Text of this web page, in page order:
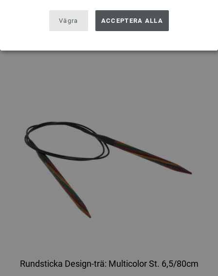
Vägra ACCEPTERA ALLA
Rundsticka Design-trä: Multicolor St. 6,5/80cm